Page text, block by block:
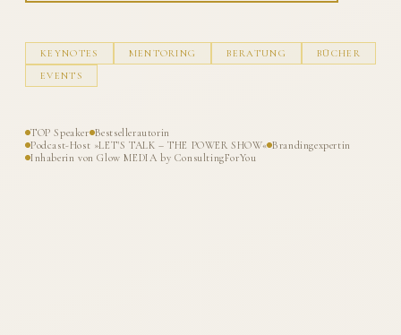
KEYNOTES MENTORING BERATUNG
BÜCHER
EVENTS
TOP Speaker Bestsellerautorin
Podcast-Host »LET'S TALK – THE POWER SHOW« Brandingexpertin
Inhaberin von Glow MEDIA by ConsultingForYou